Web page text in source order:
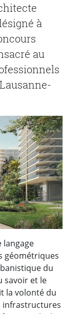
à
au
langage
géométriques
du
savoir et le
la volonté du
infrastructures